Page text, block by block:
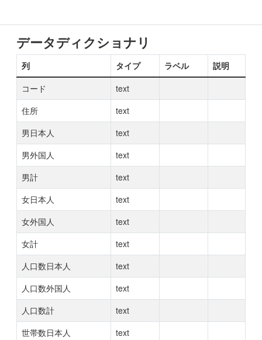
データディクショナリ
列 タイプ ラベル
説明
コード
text
住所
text
男日本人
text
男外国人
text
男計
text
女日本人
text
女外国人
text
女計
text
人口数日本人
text
人口数外国人
text
人口数計
text
世帯数日本人
text